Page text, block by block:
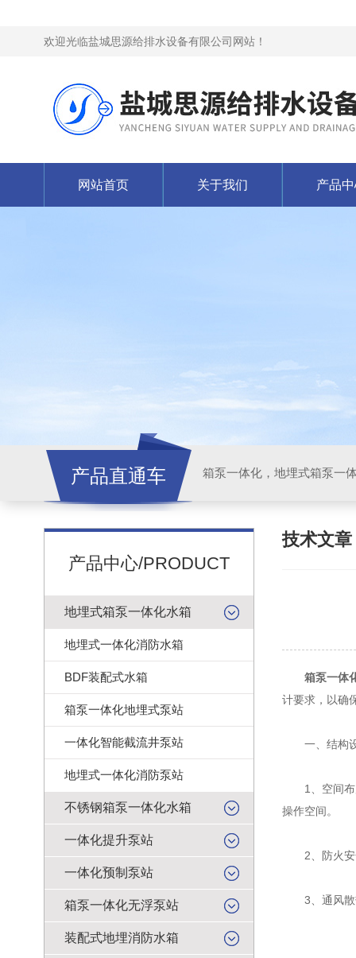
欢迎光临盐城思源给排水设备有限公司网站！
网站首页 关于我们 产品
产品直通车
产品中心/PRODUCT
地埋式箱泵一体化水箱
地埋式一体化消防水箱
BDF装配式水箱
箱泵一体化地埋式泵站
一体化智能截流井泵站
地埋式一体化消防泵站
不锈钢箱泵一体化水箱
一体化提升泵站
一体化预制泵站
箱泵一体化无浮泵站
装配式地埋消防水箱
技术文章
箱泵一体
计要求，以确
一、结构
1、空间布局
操作空间。
2、防火安全
3、通风散热